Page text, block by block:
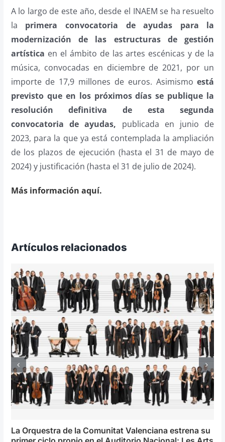
A lo largo de este año, desde el INAEM se ha resuelto
la primera convocatoria de ayudas para la
modernización de las estructuras de gestión
artística en el ámbito de las artes escénicas y de la
música, convocadas en diciembre de 2021, por un
importe de 17,9 millones de euros. Asimismoestá
previsto que en los próximos días se publique la
resolución definitiva de esta segunda
convocatoria de ayudas, publicada en junio de
2023, para la que ya está contemplada la ampliación
de los plazos de ejecución (hasta el 31 de mayo de
2024) y justificación (hasta el 31 de julio de 2024).
Más información aquí.
Artículos relacionados
La Orquestra de la Comunitat Valenciana estrena su